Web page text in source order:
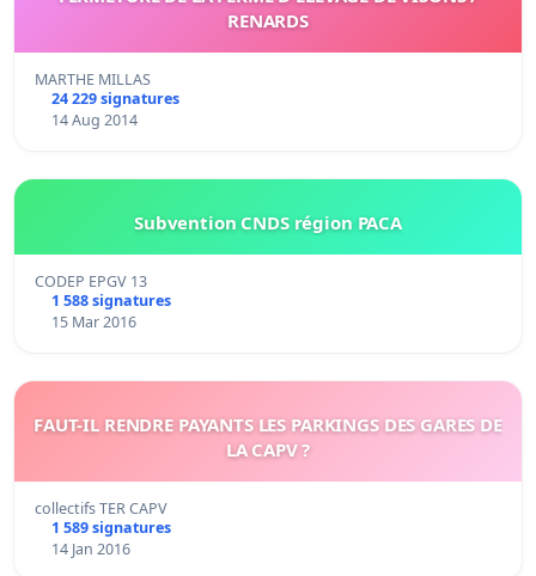
RENARDS
MARTHE MILLAS
24 229 signatures
14 Aug 2014
Subvention CNDS région PACA
CODEP EPGV 13
1 588 signatures
15 Mar 2016
FAUT-IL RENDRE PAYANTS LES PARKINGS DES GARES DE
LA CAPV ?
collectifs TER CAPV
1 589 signatures
14 Jan 2016